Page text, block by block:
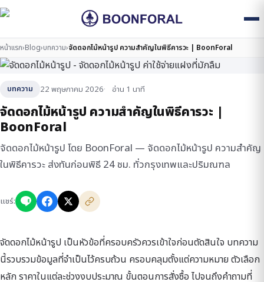
หน้าแรก›Blog›บทความ›จัดดอกไม้หน้ารูป ความสำคัญในพิธีคารวะ | BoonForal
บทความ 22 พฤษภาคม 2026 อ่าน 1 นาที
จัดดอกไม้หน้ารูป ความสำคัญในพิธีคารวะ |
BoonForal
จัดดอกไม้หน้ารูป โดย BoonForal — จัดดอกไม้หน้ารูป ความสำคัญ
ในพิธีคารวะ ส่งทันก่อนพิธี 24 ชม. ทั่วกรุงเทพและปริมณฑล
แชร์:
จัดดอกไม้หน้ารูป เป็นหัวข้อที่ครอบครัวควรเข้าใจก่อนตัดสินใจ บทความ
นี้รวบรวมข้อมูลที่จำเป็นไว้ครบถ้วน ครอบคลุมตั้งแต่ความหมาย ตัวเลือก
หลัก ราคาในแต่ละช่วงงบประมาณ ขั้นตอนการสั่งซื้อ ไปจนถึงคำถามที่